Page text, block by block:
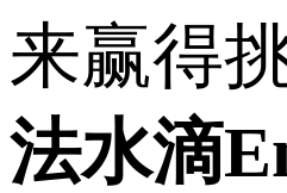
来赢得
法水滴